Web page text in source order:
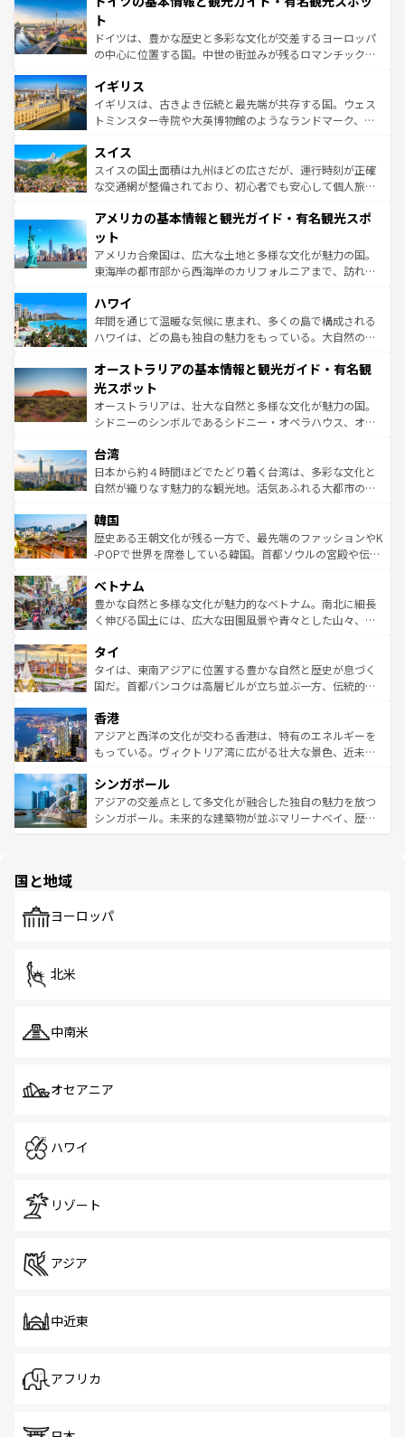
ンテンツ一覧 を参照してほしい。
聖堂、美しいビーチ、そして豊かな自然が、訪れる者を心
から魅了する。また、フランスは美食の国としても知ら
れ、フランス料理はユネスコ無形文化遺産にも登録されて
香り高いラベンダー畑など、多彩な楽しみ方が可能だ。さ
らに、パリ以外の地域にも魅力が溢れており、どの街角に
も豊かな歴史と文化が息づいている。パリ以外の個性あふ
を参照してほしい。
ト
ドイツは、豊かな歴史と多彩な文化が交差するヨーロッパ
の中心に位置する国。中世の街並みが残るロマンチック街
顔を持つこの国は、どこを歩いても飽きることがない。ベ
ルリンの文化的活気、バイエルン州のアルプスの絶景、そ
してライン川沿いのワイン畑といった風景は必見。ビール
は、お酒好きな人にはぜひ体験してほしい。 なお、新着の
ドイツ情報はコンテンツ一覧を参照してほしい。
イギリス
イギリスは、古きよき伝統と最先端が共存する国。ウェス
トミンスター寺院や大英博物館のようなランドマーク、歴
リアごとに異なる魅力がある。また、優雅なアフタヌーン
ティー、ビール好きにはたまらない英国パブ、サッカー観
戦など、本場だからこそできる体験も豊富。イギリスを旅
ンツ一覧を参照してほしい。
スイス
スイスの国土面積は九州ほどの広さだが、運行時刻が正確
な交通網が整備されており、初心者でも安心して個人旅行
の建物がそのまま残る町や、スイスならではのユニークな
博物館もあり、アルプス観光だけでなく町歩きも満喫する
ことができる。国民の所得が高いため物価も高いが、旅行
者向けの交通パス提供のサービスもあり、うまく活用すれ
着のスイス情報は
アメリカの基本情報と観光ガイド・有名観光スポ
ット
アメリカ合衆国は、広大な土地と多様な文化が魅力の国。
東海岸の都市部から西海岸のカリフォルニアまで、訪れる
のような巨大都市は、観光、ショッピング、エンターテイ
ンメントが詰まった刺激的なスポットだ。一方、アメリカ
西部には大自然が広がり、グランドキャニオンやイエロー
部のニューオーリンズでは、音楽と美食が融合した独特の
文化が魅力。旅行者はアメリカの各地域で異なる魅力を楽
しみながら、その多様性と豊かな歴史を感じることができ
るだろう。車でのロードトリップや列車の旅も、アメリカ
情報は
ハワイ
年間を通じて温暖な気候に恵まれ、多くの島で構成される
ハワイは、どの島も独自の魅力をもっている。大自然の神
ワイ島は見逃せない。また、定番の観光地といえばオアフ
島だが、静かな自然を求めるならマウイ島やカウアイ島が
おすすめ。エメラルドグリーンに輝く海をはじめ、豊かな
文化や歴史が息づいている。「アロハスピリット」と呼ば
人々、おいしいローカルフードやハワイアンミュージッ
ク、伝統的なフラダンスなど、すべてがハワイの魅力を彩
っている。訪れるたびに新しい発見と感動が待っているハ
はコンテンツ一覧
オーストラリアの基本情報と観光ガイド・有名観
光スポット
オーストラリアは、壮大な自然と多様な文化が魅力の国。
シドニーのシンボルであるシドニー・オペラハウス、オー
リアリーフや大陸中央部にそびえるウルル（エアーズロッ
ク）、タスマニアの美しい原生林やケアンズの熱帯雨林な
ど、見どころがたくさん。また、カフェやワイン、オージ
いる。アクティビティも充実しており、サーフィンやダイ
ビング、ハイキングなど、アウトドア好きにはたまらな
い。オーストラリアの多彩な魅力を存分に味わいつくそ
参照してほしい。
台湾
日本から約４時間ほどでたどり着く台湾は、多彩な文化と
自然が織りなす魅力的な観光地。活気あふれる大都市の台
ン）、静ひつな山岳地帯である台湾東部など、都市の喧騒
と山間の静けさが共存しており、訪れる人に新しい発見と
驚きをもたらしてくれる。また、奥深い台湾の食文化も魅
容にもいいと評判のスイーツなど、バラエティ豊かな料理
が味わえる。 なお、新着の台湾情報は コンテンツ一覧を参
照してほしい。
韓国
歴史ある王朝文化が残る一方で、最先端のファッションやK
-POPで世界を席巻している韓国。首都ソウルの宮殿や伝統
き、地方に足を延ばせば四季折々の自然美を楽しむことが
できる。そして、キムチや焼肉、絶品のストリートフード
まで、さまざまな韓国料理が待っている。夜には、韓国な
リティに包まれながら、韓国の多彩な魅力を心ゆくまで味
わってみてほしい。 なお、新着の韓国情報はコンテンツ一
覧を参照してほしい。
ベトナム
豊かな自然と多様な文化が魅力的なベトナム。南北に細長
く伸びる国土には、広大な田園風景や青々とした山々、世
急速な発展と共に伝統が息づく。ハノイの古い町並みやホ
ーチミン市のフランス統治時代の建物も、独特の雰囲気を
醸し出している。また、バラエティの豊かさとおいしさで
とつ。フォーやバインミー、ベトナムコーヒーなどは、ぜ
ひ現地で味わいたい。どの地域を訪れてもあたたかい人々
が旅行者を迎えてくれるので、きっと忘れられない旅にな
参照してほしい。
タイ
タイは、東南アジアに位置する豊かな自然と歴史が息づく
国だ。首都バンコクは高層ビルが立ち並ぶ一方、伝統的な
の活気が交差している。北部ではチェンマイなどの山岳地
帯で自然と触れ合い、南部ではプーケットやクラビの美し
いビーチでリゾート気分を楽しむことができる。タイ料理
激する。気候は一年中温暖で、どの季節にも異なる楽しみ
が待っている。親しみやすいタイの人々、仏教を中心とし
た文化、そして多様な観光資源が、訪れる旅人を魅了し続
香港
アジアと西洋の文化が交わる香港は、特有のエネルギーを
もっている。ヴィクトリア湾に広がる壮大な景色、近未来
み、どこを訪れても感動するはず。観光スポットが密集し
ており、効率よく見どころを回れるのも魅力。息をのむよ
うな絶景から文化的な体験まで、香港を存分に楽しみ尽く
シンガポール
アジアの交差点として多文化が融合した独自の魅力を放つ
シンガポール。未来的な建築物が並ぶマリーナベイ、歴史
で、ホーカーズは地元の風情を楽しめる外せないスポット
国と地域
ヨーロッパ
北米
中南米
オセアニア
ハワイ
リゾート
アジア
中近東
アフリカ